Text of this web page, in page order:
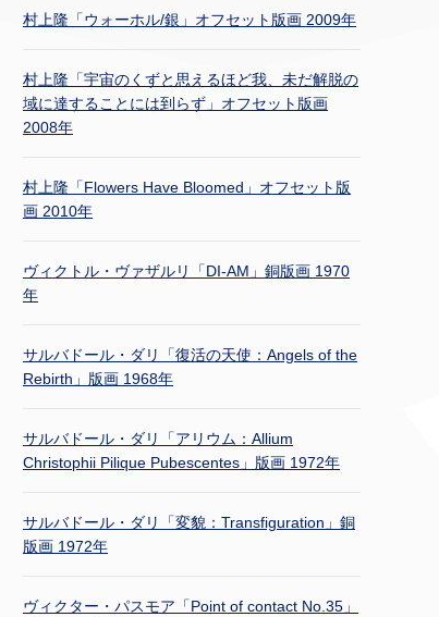
村上隆「ウォーホル/銀」オフセット版画 2009年
村上隆「宇宙のくずと思えるほど我、未だ解脱の
域に達することには到らず」オフセット版画
2008年
村上隆「Flowers Have Bloomed」オフセット版
画 2010年
ヴィクトル・ヴァザルリ「DI-AM」銅版画 1970
年
サルバドール・ダリ「復活の天使：Angels of the
Rebirth」版画 1968年
サルバドール・ダリ「アリウム：Allium
Christophii Pilique Pubescentes」版画 1972年
サルバドール・ダリ「変貌：Transfiguration」銅
版画 1972年
ヴィクター・パスモア「Point of contact No.35」